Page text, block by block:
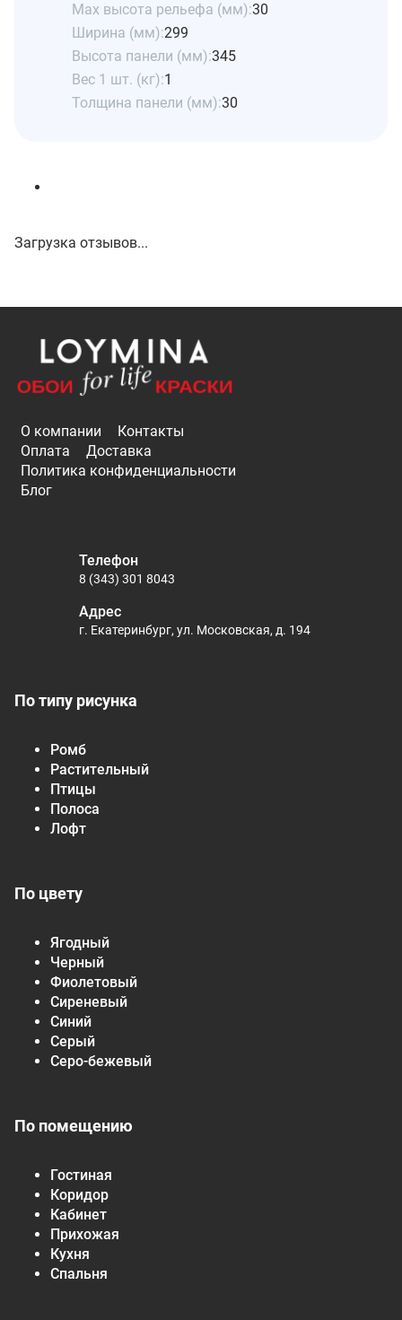
Max высота рельефа (мм):30
Ширина (мм):299
Высота панели (мм):345
Вес 1 шт. (кг):1
Толщина панели (мм):30
Загрузка отзывов...
О компании
Контакты
Оплата
Доставка
Политика конфиденциальности
Блог
По типу рисунка
Ромб
Растительный
Птицы
Полоса
Лофт
По цвету
Ягодный
Черный
Фиолетовый
Сиреневый
Синий
Серый
Серо-бежевый
По помещению
Гостиная
Коридор
Кабинет
Прихожая
Кухня
Спальня
Телефон
8 (343) 301 8043
Адрес
г. Екатеринбург, ул. Московская, д. 194